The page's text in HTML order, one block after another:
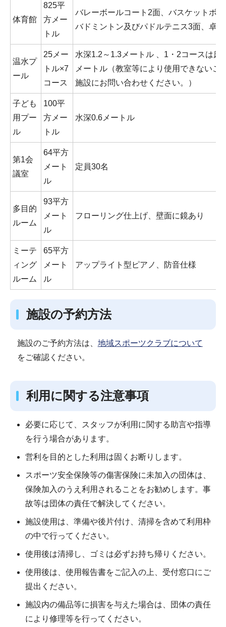
体育館
825平
方メー
トル
バレーボールコート2面、バスケットボ
バドミントン及びパドルテニス3面、卓
温水プ
ール
25メー
トル×7
コース
水深1.2～1.3メートル 、1・2コースは床
メートル（教室等により使用できないこ
施設にお問い合わせください。）
子ども
用プー
ル
100平
方メー
トル
水深0.6メートル
第1会
議室
64平方
メート
ル
定員30名
多目的
ルーム
93平方
メート
ル
フローリング仕上げ、壁面に鏡あり
ミーテ
ィング
ルーム
65平方
メート
ル
アップライト型ピアノ、防音仕様
施設の予約方法
施設のご予約方法は、 地域スポーツクラブについて
をご確認ください。
利用に関する注意事項
必要に応じて、スタッフが利用に関する助言や指導
を行う場合があります。
営利を目的とした利用は固くお断りします。
スポーツ安全保険等の傷害保険に未加入の団体は、
保険加入のうえ利用されることをお勧めします。事
故等は団体の責任で解決してください。
施設使用は、準備や後片付け、清掃を含めて利用枠
の中で行ってください。
使用後は清掃し、ゴミは必ずお持ち帰りください。
使用後は、使用報告書をご記入の上、受付窓口にご
提出ください。
施設内の備品等に損害を与えた場合は、団体の責任
により修理等を行ってください。